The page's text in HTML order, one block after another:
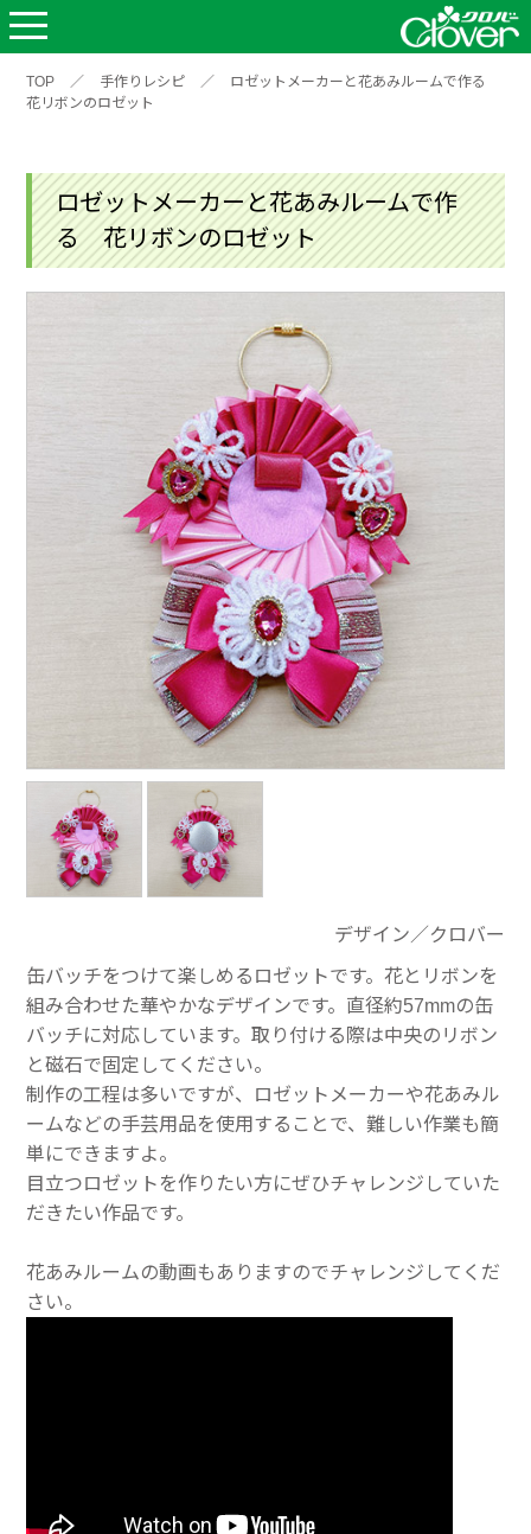
TOP ／ 手作りレシピ ／
ロゼットメーカーと花あみルームで作る
花リボンのロゼット
ロゼットメーカーと花あみルームで作
る 花リボンのロゼット
デザイン／クロバー
缶バッチをつけて楽しめるロゼットです。花とリボンを
組み合わせた華やかなデザインです。直径約57mmの缶
バッチに対応しています。取り付ける際は中央のリボン
と磁石で固定してください。
制作の工程は多いですが、ロゼットメーカーや花あみル
ームなどの手芸用品を使用することで、難しい作業も簡
単にできますよ。
目立つロゼットを作りたい方にぜひチャレンジしていた
だきたい作品です。
花あみルームの動画もありますのでチャレンジしてくだ
さい。